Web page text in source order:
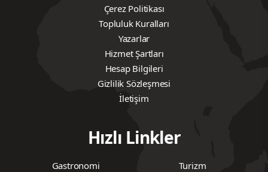
Çerez Politikası
Topluluk Kuralları
Yazarlar
Hizmet Şartları
Hesap Bilgileri
Gizlilik Sözleşmesi
İletişim
Hızlı Linkler
Gastronomi
Turizm